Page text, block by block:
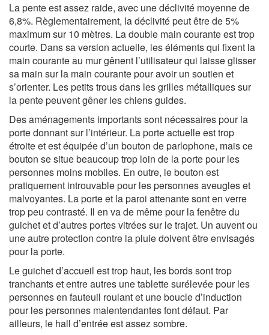
La pente est assez raide, avec une déclivité moyenne de
6,8%. Règlementairement, la déclivité peut être de 5%
maximum sur 10 mètres. La double main courante est trop
courte. Dans sa version actuelle, les éléments qui fixent la
main courante au mur gênent l’utilisateur qui laisse glisser
sa main sur la main courante pour avoir un soutien et
s’orienter. Les petits trous dans les grilles métalliques sur
la pente peuvent gêner les chiens guides.
Des aménagements importants sont nécessaires pour la
porte donnant sur l’intérieur. La porte actuelle est trop
étroite et est équipée d’un bouton de parlophone, mais ce
bouton se situe beaucoup trop loin de la porte pour les
personnes moins mobiles. En outre, le bouton est
pratiquement introuvable pour les personnes aveugles et
malvoyantes. La porte et la paroi attenante sont en verre
trop peu contrasté. Il en va de même pour la fenêtre du
guichet et d’autres portes vitrées sur le trajet. Un auvent ou
une autre protection contre la pluie doivent être envisagés
pour la porte.
Le guichet d’accueil est trop haut, les bords sont trop
tranchants et entre autres une tablette surélevée pour les
personnes en fauteuil roulant et une boucle d’induction
pour les personnes malentendantes font défaut. Par
ailleurs, le hall d’entrée est assez sombre.